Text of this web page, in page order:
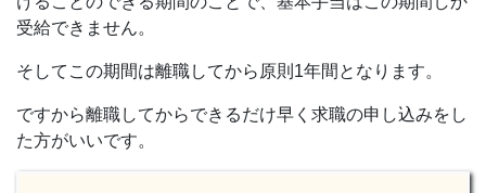
受給できません。
そしてこの期間は離職してから原則1年間となります。
ですから離職してからできるだけ早く求職の申し込みをし
た方がいいです。